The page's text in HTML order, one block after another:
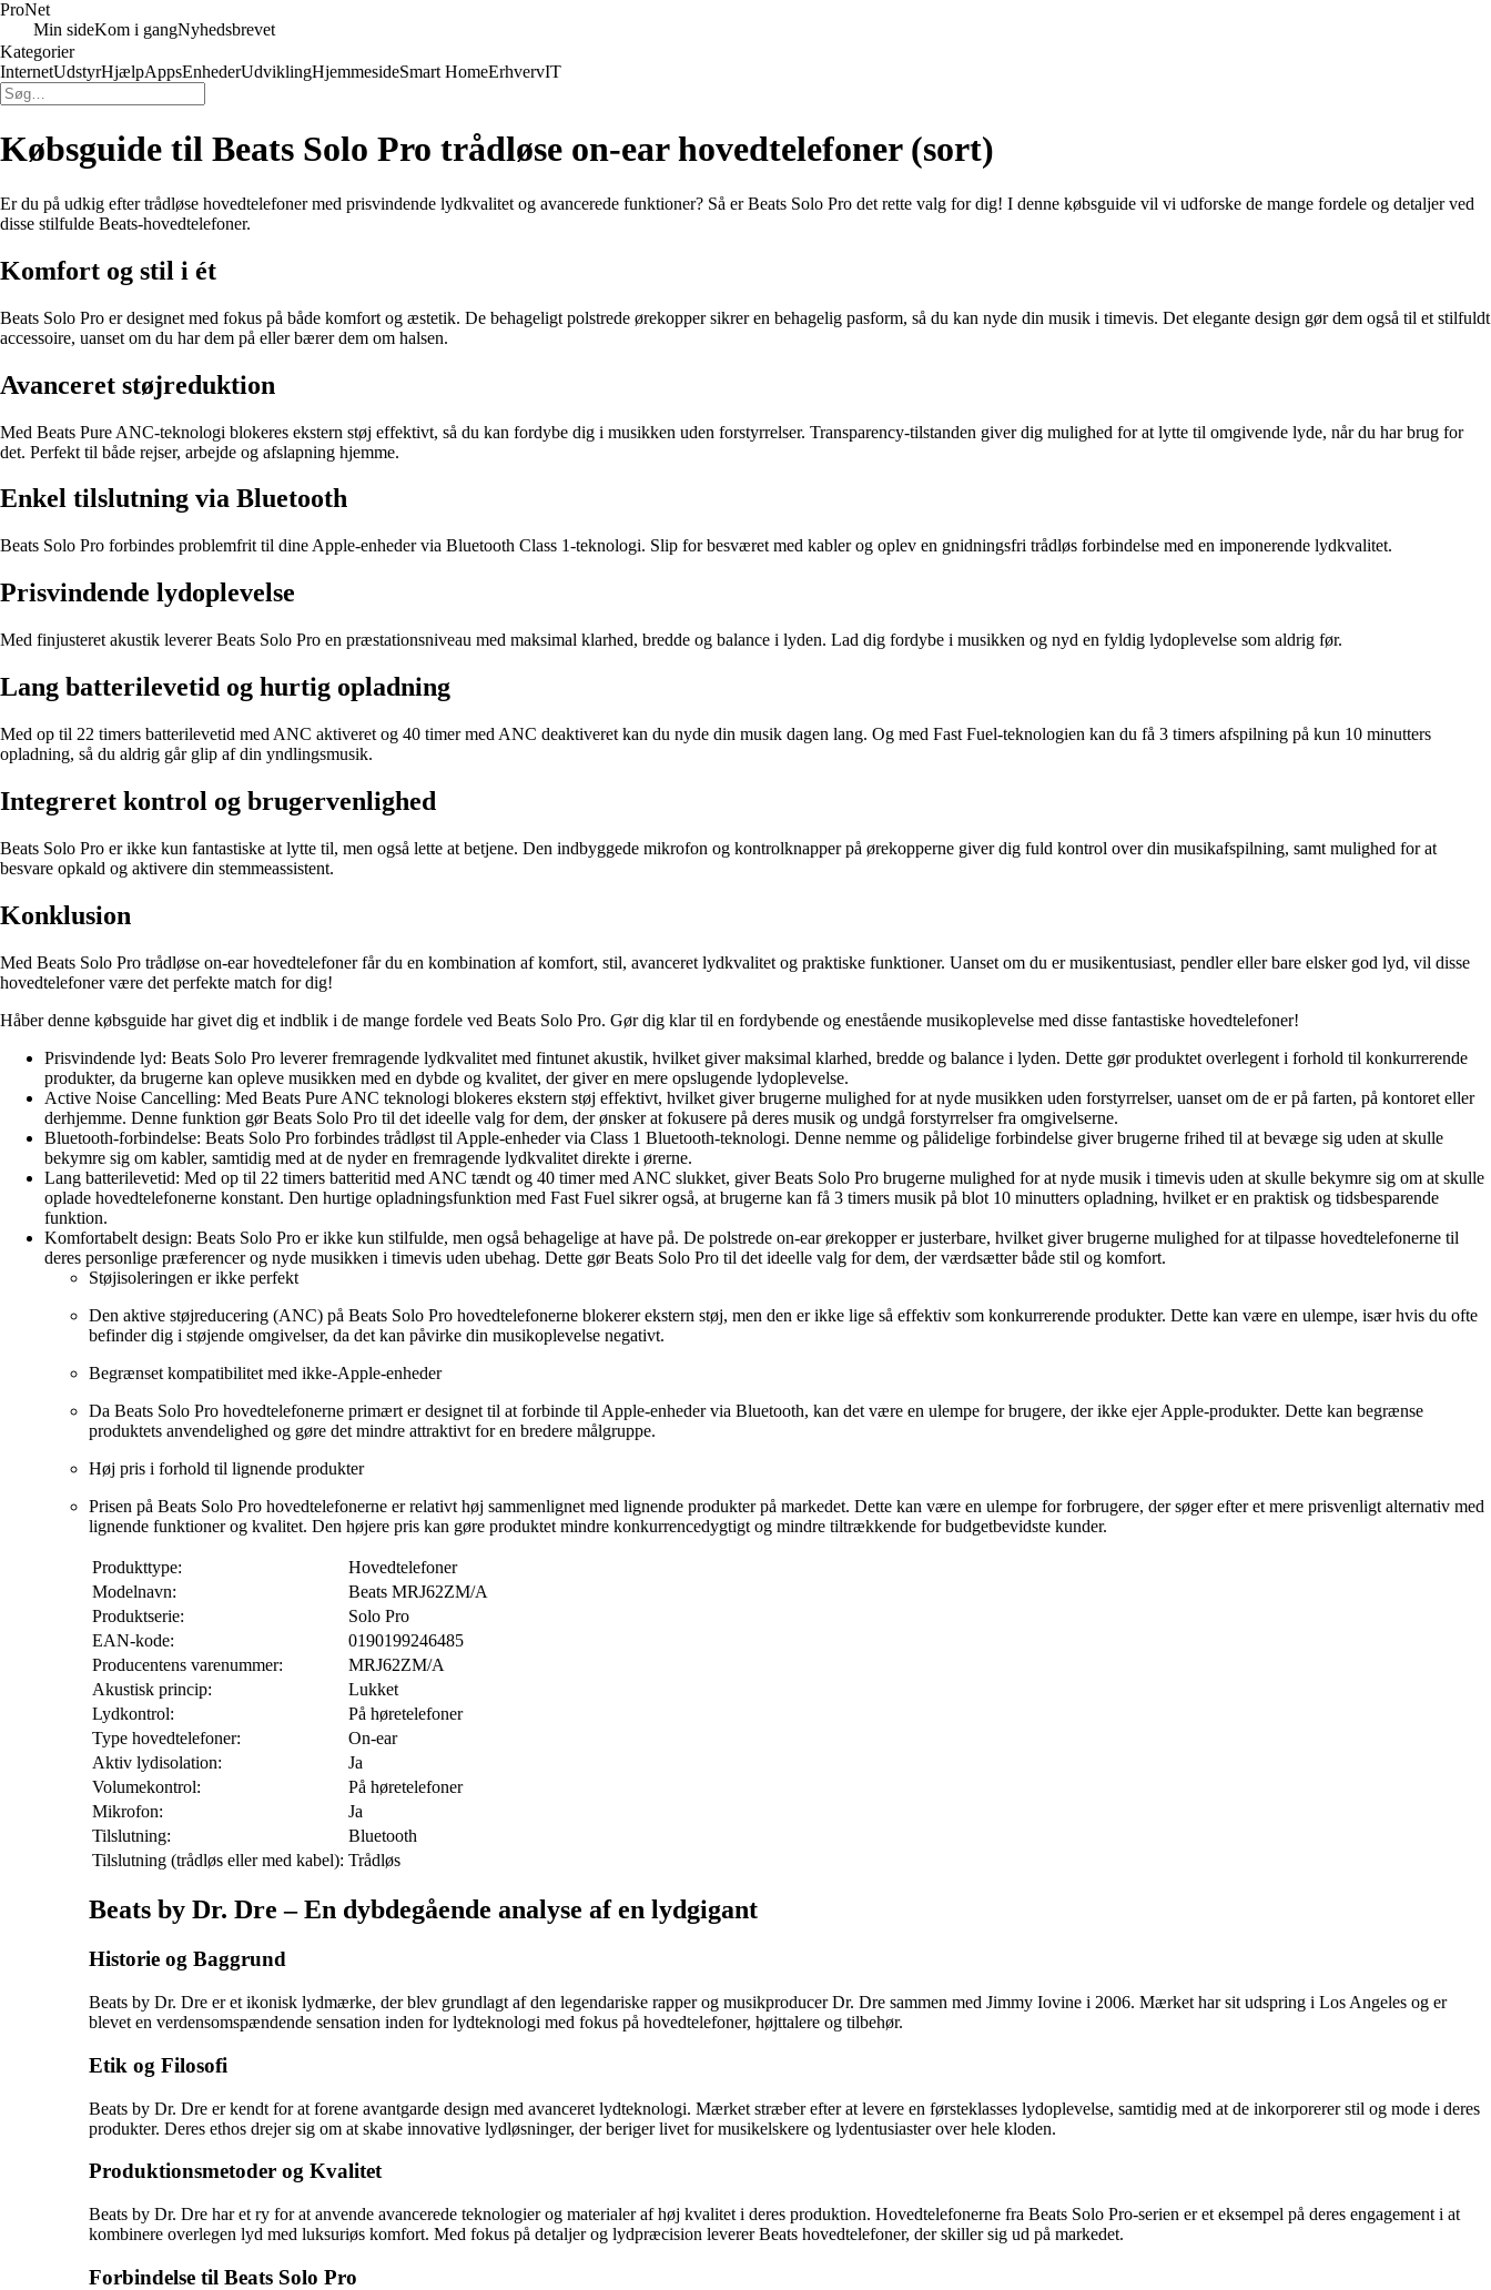
ProNet
Min sideKom i gangNyhedsbrevet
Kategorier
InternetUdstyrHjælpAppsEnhederUdviklingHjemmesideSmart HomeErhvervIT
Købsguide til Beats Solo Pro trådløse on-ear hovedtelefoner (sort)
Er du på udkig efter trådløse hovedtelefoner med prisvindende lydkvalitet og avancerede funktioner? Så er Beats Solo Pro det rette valg for dig! I denne købsguide vil vi udforske de mange fordele og detaljer ved
disse stilfulde Beats-hovedtelefoner.
Komfort og stil i ét
Beats Solo Pro er designet med fokus på både komfort og æstetik. De behageligt polstrede ørekopper sikrer en behagelig pasform, så du kan nyde din musik i timevis. Det elegante design gør dem også til et stilfuldt
accessoire, uanset om du har dem på eller bærer dem om halsen.
Avanceret støjreduktion
Med Beats Pure ANC-teknologi blokeres ekstern støj effektivt, så du kan fordybe dig i musikken uden forstyrrelser. Transparency-tilstanden giver dig mulighed for at lytte til omgivende lyde, når du har brug for
det. Perfekt til både rejser, arbejde og afslapning hjemme.
Enkel tilslutning via Bluetooth
Beats Solo Pro forbindes problemfrit til dine Apple-enheder via Bluetooth Class 1-teknologi. Slip for besværet med kabler og oplev en gnidningsfri trådløs forbindelse med en imponerende lydkvalitet.
Prisvindende lydoplevelse
Med finjusteret akustik leverer Beats Solo Pro en præstationsniveau med maksimal klarhed, bredde og balance i lyden. Lad dig fordybe i musikken og nyd en fyldig lydoplevelse som aldrig før.
Lang batterilevetid og hurtig opladning
Med op til 22 timers batterilevetid med ANC aktiveret og 40 timer med ANC deaktiveret kan du nyde din musik dagen lang. Og med Fast Fuel-teknologien kan du få 3 timers afspilning på kun 10 minutters
opladning, så du aldrig går glip af din yndlingsmusik.
Integreret kontrol og brugervenlighed
Beats Solo Pro er ikke kun fantastiske at lytte til, men også lette at betjene. Den indbyggede mikrofon og kontrolknapper på ørekopperne giver dig fuld kontrol over din musikafspilning, samt mulighed for at
besvare opkald og aktivere din stemmeassistent.
Konklusion
Med Beats Solo Pro trådløse on-ear hovedtelefoner får du en kombination af komfort, stil, avanceret lydkvalitet og praktiske funktioner. Uanset om du er musikentusiast, pendler eller bare elsker god lyd, vil disse
hovedtelefoner være det perfekte match for dig!
Håber denne købsguide har givet dig et indblik i de mange fordele ved Beats Solo Pro. Gør dig klar til en fordybende og enestående musikoplevelse med disse fantastiske hovedtelefoner!
Prisvindende lyd: Beats Solo Pro leverer fremragende lydkvalitet med fintunet akustik, hvilket giver maksimal klarhed, bredde og balance i lyden. Dette gør produktet overlegent i forhold til konkurrerende
produkter, da brugerne kan opleve musikken med en dybde og kvalitet, der giver en mere opslugende lydoplevelse.
Active Noise Cancelling: Med Beats Pure ANC teknologi blokeres ekstern støj effektivt, hvilket giver brugerne mulighed for at nyde musikken uden forstyrrelser, uanset om de er på farten, på kontoret eller
derhjemme. Denne funktion gør Beats Solo Pro til det ideelle valg for dem, der ønsker at fokusere på deres musik og undgå forstyrrelser fra omgivelserne.
Bluetooth-forbindelse: Beats Solo Pro forbindes trådløst til Apple-enheder via Class 1 Bluetooth-teknologi. Denne nemme og pålidelige forbindelse giver brugerne frihed til at bevæge sig uden at skulle
bekymre sig om kabler, samtidig med at de nyder en fremragende lydkvalitet direkte i ørerne.
Lang batterilevetid: Med op til 22 timers batteritid med ANC tændt og 40 timer med ANC slukket, giver Beats Solo Pro brugerne mulighed for at nyde musik i timevis uden at skulle bekymre sig om at skulle
oplade hovedtelefonerne konstant. Den hurtige opladningsfunktion med Fast Fuel sikrer også, at brugerne kan få 3 timers musik på blot 10 minutters opladning, hvilket er en praktisk og tidsbesparende
funktion.
Komfortabelt design: Beats Solo Pro er ikke kun stilfulde, men også behagelige at have på. De polstrede on-ear ørekopper er justerbare, hvilket giver brugerne mulighed for at tilpasse hovedtelefonerne til
deres personlige præferencer og nyde musikken i timevis uden ubehag. Dette gør Beats Solo Pro til det ideelle valg for dem, der værdsætter både stil og komfort.
Støjisoleringen er ikke perfekt
Den aktive støjreducering (ANC) på Beats Solo Pro hovedtelefonerne blokerer ekstern støj, men den er ikke lige så effektiv som konkurrerende produkter. Dette kan være en ulempe, især hvis du ofte
befinder dig i støjende omgivelser, da det kan påvirke din musikoplevelse negativt.
Begrænset kompatibilitet med ikke-Apple-enheder
Da Beats Solo Pro hovedtelefonerne primært er designet til at forbinde til Apple-enheder via Bluetooth, kan det være en ulempe for brugere, der ikke ejer Apple-produkter. Dette kan begrænse
produktets anvendelighed og gøre det mindre attraktivt for en bredere målgruppe.
Høj pris i forhold til lignende produkter
Prisen på Beats Solo Pro hovedtelefonerne er relativt høj sammenlignet med lignende produkter på markedet. Dette kan være en ulempe for forbrugere, der søger efter et mere prisvenligt alternativ med
lignende funktioner og kvalitet. Den højere pris kan gøre produktet mindre konkurrencedygtigt og mindre tiltrækkende for budgetbevidste kunder.
Produkttype:
Hovedtelefoner
Modelnavn:
Beats MRJ62ZM/A
Produktserie:
Solo Pro
EAN-kode:
0190199246485
Producentens varenummer:
MRJ62ZM/A
Akustisk princip:
Lukket
Lydkontrol:
På høretelefoner
Type hovedtelefoner:
On-ear
Aktiv lydisolation:
Ja
Volumekontrol:
På høretelefoner
Mikrofon:
Ja
Tilslutning:
Bluetooth
Tilslutning (trådløs eller med kabel): Trådløs
Beats by Dr. Dre – En dybdegående analyse af en lydgigant
Historie og Baggrund
Beats by Dr. Dre er et ikonisk lydmærke, der blev grundlagt af den legendariske rapper og musikproducer Dr. Dre sammen med Jimmy Iovine i 2006. Mærket har sit udspring i Los Angeles og er
blevet en verdensomspændende sensation inden for lydteknologi med fokus på hovedtelefoner, højttalere og tilbehør.
Etik og Filosofi
Beats by Dr. Dre er kendt for at forene avantgarde design med avanceret lydteknologi. Mærket stræber efter at levere en førsteklasses lydoplevelse, samtidig med at de inkorporerer stil og mode i deres
produkter. Deres ethos drejer sig om at skabe innovative lydløsninger, der beriger livet for musikelskere og lydentusiaster over hele kloden.
Produktionsmetoder og Kvalitet
Beats by Dr. Dre har et ry for at anvende avancerede teknologier og materialer af høj kvalitet i deres produktion. Hovedtelefonerne fra Beats Solo Pro-serien er et eksempel på deres engagement i at
kombinere overlegen lyd med luksuriøs komfort. Med fokus på detaljer og lydpræcision leverer Beats hovedtelefoner, der skiller sig ud på markedet.
Forbindelse til Beats Solo Pro